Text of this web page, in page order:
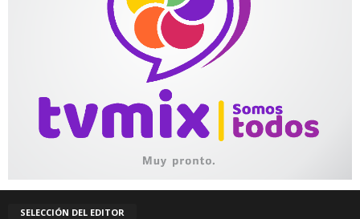
SELECCIÓN DEL EDITOR